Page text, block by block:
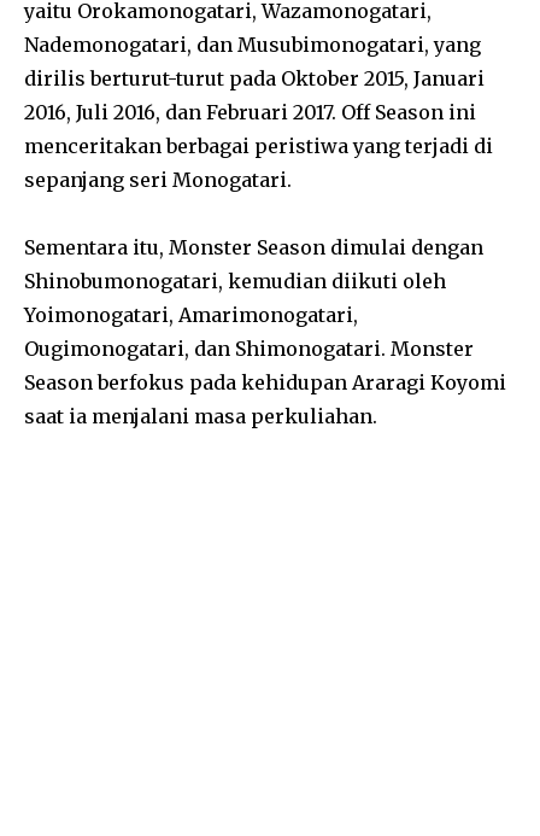
yaitu Orokamonogatari, Wazamonogatari,
Nademonogatari, dan Musubimonogatari, yang
dirilis berturut-turut pada Oktober 2015, Januari
2016, Juli 2016, dan Februari 2017. Off Season ini
menceritakan berbagai peristiwa yang terjadi di
sepanjang seri Monogatari.
Sementara itu, Monster Season dimulai dengan
Shinobumonogatari, kemudian diikuti oleh
Yoimonogatari, Amarimonogatari,
Ougimonogatari, dan Shimonogatari. Monster
Season berfokus pada kehidupan Araragi Koyomi
saat ia menjalani masa perkuliahan.